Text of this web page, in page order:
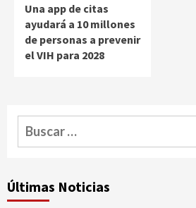
Una app de citas
ayudará a 10 millones
de personas a prevenir
el VIH para 2028
Buscar:
Últimas Noticias